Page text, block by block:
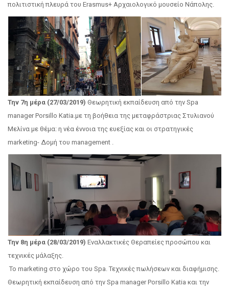
πολιτιστική πλευρά του Erasmus+ Αρχαιολογικό μουσείο Νάπολης.
Την 7η μέρα (27/03/2019) Θεωρητική εκπαίδευση από την Spa
manager Porsillo Katia.με τη βοήθεια της μεταφράστριας Στυλιανού
Μελίνα με θέμα: η νέα έννοια της ευεξίας και οι στρατηγικές
marketing- Δομή του management .
Την 8η μέρα (28/03/2019) Εναλλακτικές Θεραπείες προσώπου και
τεχνικές μάλαξης.
Το marketing στο χώρο του Spa. Τεχνικές πωλήσεων και διαφήμισης.
Θεωρητική εκπαίδευση από την Spa manager Porsillo Katia και την